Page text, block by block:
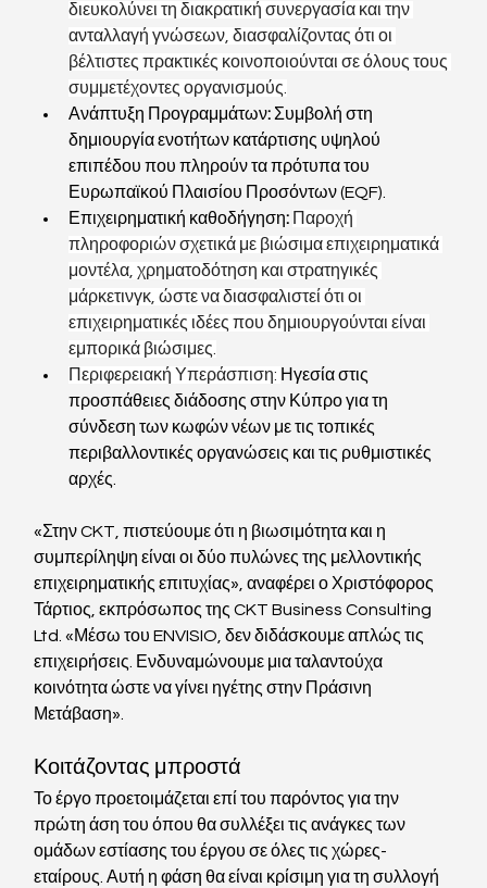
διευκολύνει τη διακρατική συνεργασία και την
ανταλλαγή γνώσεων, διασφαλίζοντας ότι οι
βέλτιστες πρακτικές κοινοποιούνται σε όλους τους
συμμετέχοντες οργανισμούς.
Ανάπτυξη Προγραμμάτων: Συμβολή στη
δημιουργία ενοτήτων κατάρτισης υψηλού
επιπέδου που πληρούν τα πρότυπα του
Ευρωπαϊκού Πλαισίου Προσόντων (EQF).
Επιχειρηματική καθοδήγηση: Παροχή
πληροφοριών σχετικά με βιώσιμα επιχειρηματικά
μοντέλα, χρηματοδότηση και στρατηγικές
μάρκετινγκ, ώστε να διασφαλιστεί ότι οι
επιχειρηματικές ιδέες που δημιουργούνται είναι
εμπορικά βιώσιμες.
Περιφερειακή Υπεράσπιση: Ηγεσία στις
προσπάθειες διάδοσης στην Κύπρο για τη
σύνδεση των κωφών νέων με τις τοπικές
περιβαλλοντικές οργανώσεις και τις ρυθμιστικές
αρχές.
«Στην CKT, πιστεύουμε ότι η βιωσιμότητα και η
συμπερίληψη είναι οι δύο πυλώνες της μελλοντικής
επιχειρηματικής επιτυχίας», αναφέρει ο Χριστόφορος
Τάρτιος, εκπρόσωπος της CKT Business Consulting
Ltd. «Μέσω του ENVISIO, δεν διδάσκουμε απλώς τις
επιχειρήσεις. Ενδυναμώνουμε μια ταλαντούχα
κοινότητα ώστε να γίνει ηγέτης στην Πράσινη
Μετάβαση».
Κοιτάζοντας μπροστά
Το έργο προετοιμάζεται επί του παρόντος για την
πρώτη άση του όπου θα συλλέξει τις ανάγκες των
ομάδων εστίασης του έργου σε όλες τις χώρες-
εταίρους. Αυτή η φάση θα είναι κρίσιμη για τη συλλογή